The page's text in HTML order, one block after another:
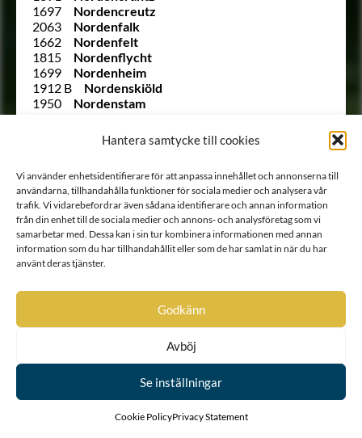
Hantera samtycke till cookies
Vi använder enhetsidentifierare för att anpassa innehållet och annonserna till
användarna, tillhandahålla funktioner för sociala medier och analysera vår
trafik. Vi vidarebefordrar även sådana identifierare och annan information
från din enhet till de sociala medier och annons- och analysföretag som vi
samarbetar med. Dessa kan i sin tur kombinera informationen med annan
information som du har tillhandahållit eller som de har samlat in när du har
använt deras tjänster.
Godkänn
Avböj
Se inställningar
Cookie PolicyPrivacy Statement
1697
Nordencreutz
2063
Nordenfalk
1662
Nordenfelt
1815
Nordenflycht
1699
Nordenheim
1912 B
Nordenskiöld
1950
Nordenstam
Nordenstråle
Nordensvärd
1947
Odencrantz
1955
von Oelreich
1932
von Oldenskiöld
1901
Olivecreutz
1626
Olivecrona
Ointroducerad
Olivestam
Ointroducerad
185
Ollonberg
Ointroducerad
von Palmcrona
Palmstierna
Ointroducerad
von Palthen